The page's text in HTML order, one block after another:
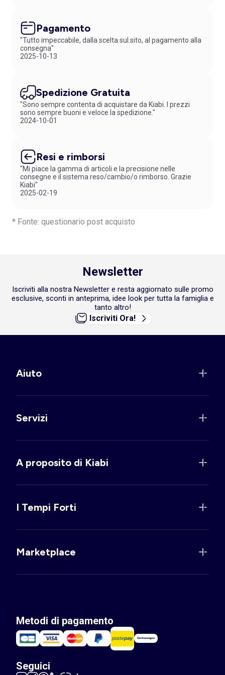
a unozainetto capienteo a una
e sempre con te. Acquistare il tuo beauty case da viaggio o necessaire
è facile: scegli il modello più adatto, inseriscilo nel carrello e approfitta
delle offerte KIABI. Con il programma fedeltà, ogni acquisto ti premia
Pagamento
"Tutto impeccabile, dalla scelta sul.sito, al pagamento alla
consegna"
2025-10-13
Spedizione Gratuita
"Sono sempre contenta di acquistare da Kiabi. I prezzi
sono sempre buoni e veloce la spedizione."
2024-10-01
Resi e rimborsi
"Mi piace la gamma di articoli e la precisione nelle
consegne e il sistema reso/cambio/o rimborso. Grazie
Kiabi"
2025-02-19
* Fonte: questionario post acquisto
Newsletter
Iscriviti alla nostra Newsletter e resta aggiornato sulle promo
esclusive, sconti in anteprima, idee look per tutta la famiglia e
tanto altro!
Iscriviti Ora!
Aiuto
Servizi
A proposito di Kiabi
I Tempi Forti
Marketplace
Metodi di pagamento
Seguici